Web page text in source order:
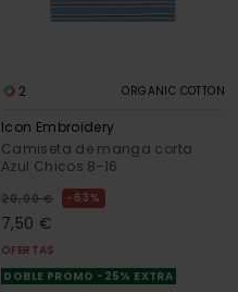
2 ORGANIC COTTON
Icon Embroidery
Camiseta de manga corta
Azul Chicos 8-16
20,00 € 63%
7,50 €
OFERTAS
DOBLE PROMO -25% EXTRA